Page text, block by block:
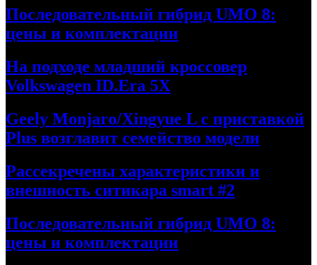
Последовательный гибрид UMO 8:
цены и комплектации
На подходе младший кроссовер
Volkswagen ID.Era 5X
Geely Monjaro/Xingyue L с приставкой
Plus возглавит семейство модели
Рассекречены характеристики и
внешность ситикара smart #2
Последовательный гибрид UMO 8:
цены и комплектации